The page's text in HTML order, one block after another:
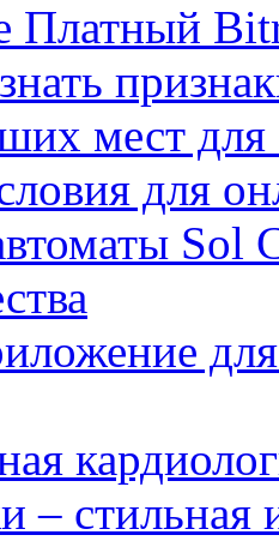
Платный
мест для
для
Sol
– стильная